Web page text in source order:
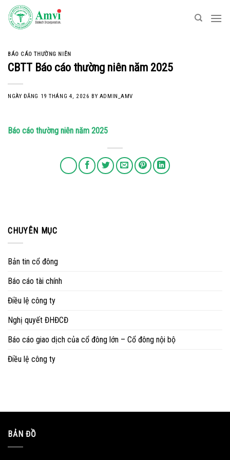
Skip
content
BÁO CÁO THƯỜNG NIÊN
CBTT Báo cáo thường niên năm 2025
NGÀY ĐĂNG 19 THÁNG 4, 2026 BY ADMIN_AMV
Báo cáo thường niên năm 2025
CHUYÊN MỤC
Bản tin cổ đông
Báo cáo tài chính
Điều lệ công ty
Nghị quyết ĐHĐCĐ
Báo cáo giao dịch của cổ đông lớn – Cổ đông nội bộ
Điều lệ công ty
BẢN ĐỒ